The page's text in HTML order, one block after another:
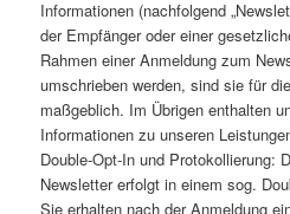
Informationen (nachfolgend
der Empfänger oder einer
Rahmen einer Anmeldung zum
umschrieben werden, sind sie für
maßgeblich. Im Übrigen enthalten
Informationen zu unseren
Double-Opt-In und Protokollierung:
Newsletter erfolgt in einem sog.
Sie erhalten nach der Anmeldung